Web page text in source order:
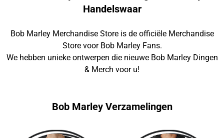
Handelswaar
Bob Marley Merchandise Store is de officiële Merchandise
Store voor Bob Marley Fans.
We hebben unieke ontwerpen die nieuwe Bob Marley Dingen
& Merch voor u!
Bob Marley Verzamelingen